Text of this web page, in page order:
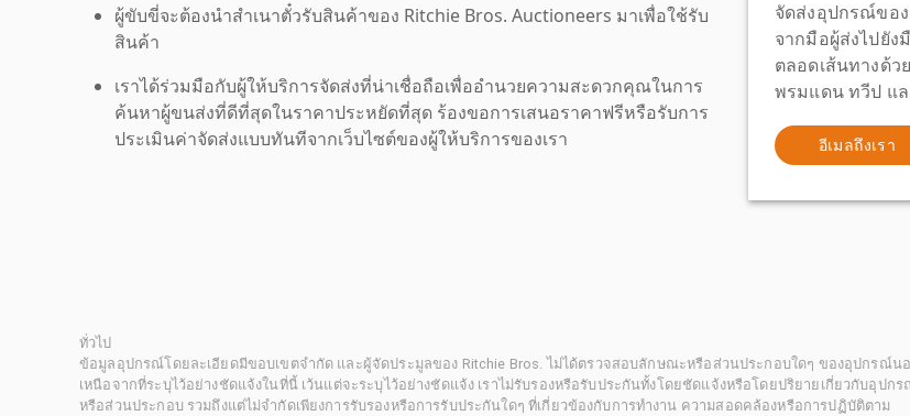
ผู้ขับขี่จะต้องนำสำเนาตั๋วรับสินค้าของ Ritchie Bros. Auctioneers มาเพื่อใช้รับ
สินค้า
เราได้ร่วมมือกับผู้ให้บริการจัดส่งที่น่าเชื่อถือเพื่ออำนวยความสะดวกคุณในการ
ค้นหาผู้ขนส่งที่ดีที่สุดในราคาประหยัดที่สุด ร้องขอการเสนอราคาฟรีหรือรับการ
ประเมินค่าจัดส่งแบบทันทีจากเว็บไซต์ของผู้ให้บริการของเรา
จัดส่งอุปกรณ์ขอ
จากมือผู้ส่งไปยัง
ตลอดเส้นทางด้ว
พรมแดน ทวีป แ
อีเมลถึงเรา
ทั่วไป
ข้อมูลอุปกรณ์โดยละเอียดมีขอบเขตจำกัด และผู้จัดประมูลของ Ritchie Bros. ไม่ได้ตรวจสอบลักษณะหรือส่วนประกอบใดๆ ของอุปกรณ์น
เหนือจากที่ระบุไว้อย่างชัดแจ้งในที่นี้ เว้นแต่จะระบุไว้อย่างชัดแจ้ง เราไม่รับรองหรือรับประกันทั้งโดยชัดแจ้งหรือโดยปริยายเกี่ยวกับอุปก
หรือส่วนประกอบ รวมถึงแต่ไม่จำกัดเพียงการรับรองหรือการรับประกันใดๆ ที่เกี่ยวข้องกับการทำงาน ความสอดคล้องหรือการปฏิบัติตาม